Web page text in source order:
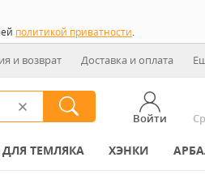
политикой приватности.
и возврат Доставка и оплата
Войти
ТЕМЛЯКА ХЭНКИ